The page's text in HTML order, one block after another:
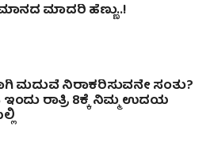
ಮಾದರಿ ಹೆಣ್ಣು..!
ಮದುವೆ ನಿರಾಕರಿಸುವನೇ ಸಂತು?
ಇಂದು ರಾತ್ರಿ 8ಕ್ಕೆ ನಿಮ್ಮ ಉದಯ